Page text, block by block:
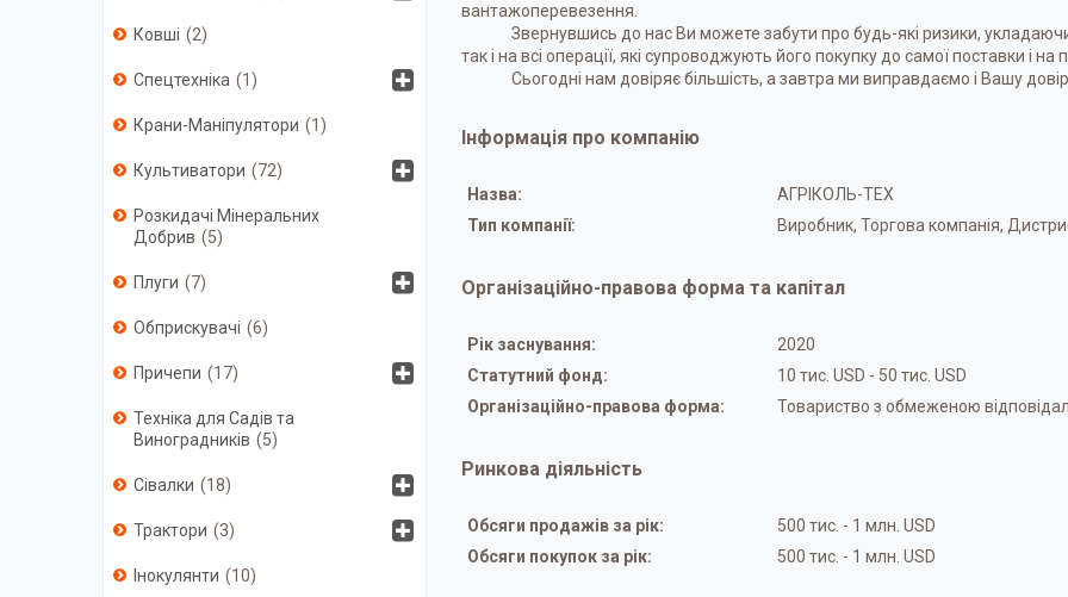
вантажоперевезення.
Звернувшись до нас Ви можете забути про будь-які ризики,
так і на всі операції, які супроводжують його покупку до самої поставки і на
Сьогодні нам довіряє більшість, а завтра ми виправдаємо і Вашу
Інформація про компанію
Назва:
АГРІКОЛЬ-ТЕХ
Тип компанії:
Виробник, Торгова компанія,
Організаційно-правова форма та капітал
Рік заснування:
2020
Статутний фонд:
10 тис. USD - 50 тис. USD
Організаційно-правова форма:
Товариство з обмеженою
Ринкова діяльність
Обсяги продажів за рік:
500 тис. - 1 млн. USD
Обсяги покупок за рік:
500 тис. - 1 млн. USD
Ковші 2
Спецтехніка 1
Крани-Маніпулятори 1
Культиватори 72
Розкидачі Мінеральних
Добрив
5
Плуги 7
Обприскувачі 6
Причепи 17
Техніка для Садів та
Виноградників
5
Сівалки 18
Трактори 3
Інокулянти 10